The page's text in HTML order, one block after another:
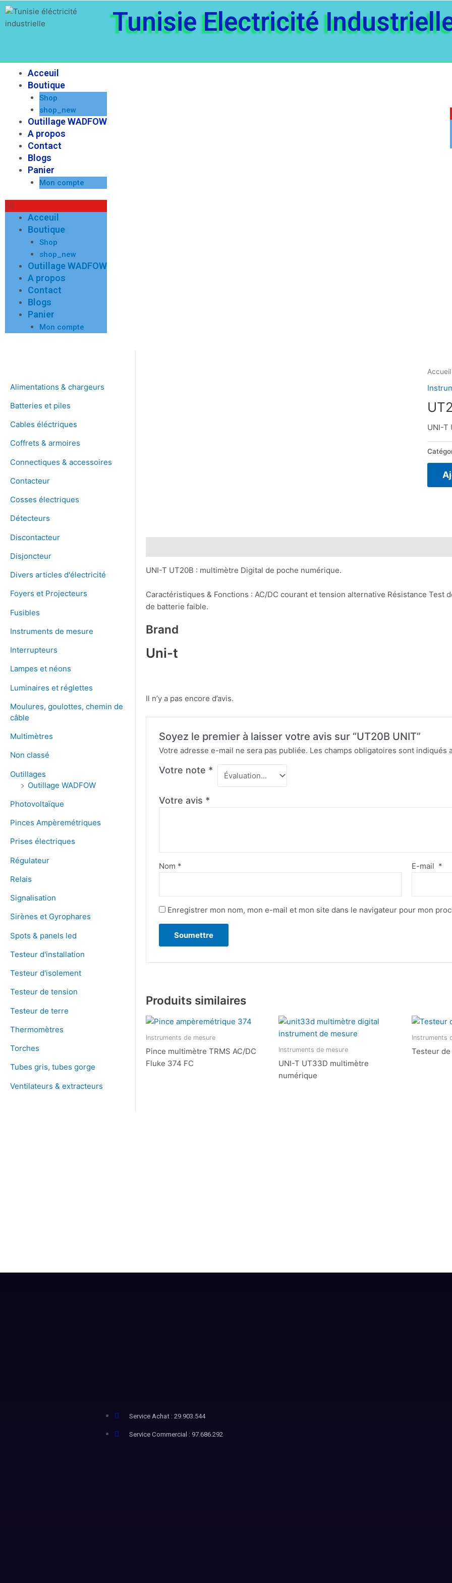
Aller
contenu
Tunisie Electricité
Acceuil
Boutique
Shop
shop_new
Outillage WADFOW
A propos
Contact
Blogs
Panier
Mon compte
Menu
Acceuil
Boutique
Shop
shop_new
Outillage WADFOW
A propos
Contact
Blogs
Panier
Mon compte
Alimentations & chargeurs
Batteries et piles
Cables éléctriques
Coffrets & armoires
Connectiques & accessoires
Contacteur
Cosses électriques
Détecteurs
Discontacteur
Disjoncteur
Divers articles d'électricité
Foyers et Projecteurs
Fusibles
Instruments de mesure
Interrupteurs
Lampes et néons
Luminaires et réglettes
Moulures, goulottes, chemin de
câble
Multimètres
Non classé
Outillages
Outillage WADFOW
Photovoltaïque
Pinces Ampèremétriques
Prises électriques
Régulateur
Relais
Signalisation
Sirènes et Gyrophares
Spots & panels led
Testeur d'installation
Testeur d'isolement
Testeur de tension
Testeur de terre
Thermomètres
Torches
Tubes gris, tubes gorge
Ventilateurs & extracteurs
Accueil
UNI-T
UNI-T UT20B : multimètre Digital de poche numérique.
Caractéristiques & Fonctions : AC/DC courant et tension alternative Résistance
de batterie faible.
Brand
Uni-t
Il n’y a pas encore d’avis.
Soyez le premier à laisser votre avis sur “UT20B UNIT”
Votre adresse e-mail ne sera pas publiée. Les champs obligatoires sont indiqués
Votre note *
Votre avis *
Nom * E-mail *
Enregistrer mon nom, mon e-mail et mon site dans le navigateur pour mon
Produits similaires
Instruments de mesure
Pince multimètre TRMS AC/DC
Fluke 374 FC
Instruments de mesure
UNI-T UT33D multimètre
numérique
Instruments
Testeur
Service Achat : 29.903.544
Service Commercial : 97.686.292